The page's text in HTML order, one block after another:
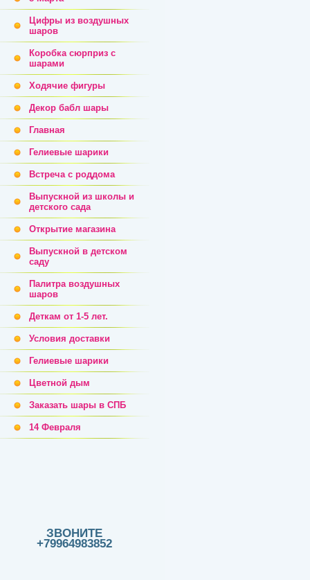
Цифры из воздушных
шаров
Коробка сюрприз с
шарами
Ходячие фигуры
Декор бабл шары
Главная
Гелиевые шарики
Встреча с роддома
Выпускной из школы и
детского сада
Открытие магазина
Выпускной в детском
саду
Палитра воздушных
шаров
Деткам от 1-5 лет.
Условия доставки
Гелиевые шарики
Цветной дым
Заказать шары в СПБ
14 Февраля
ЗВОНИТЕ
+79964983852